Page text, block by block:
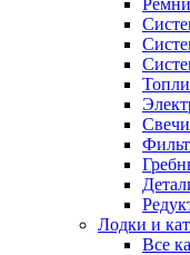
Ремни
Свечи
Лодки и
Все